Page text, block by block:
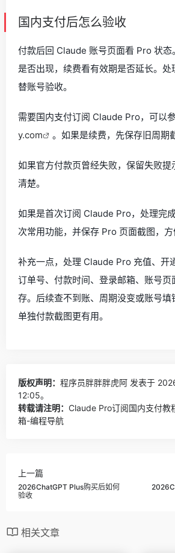
国内支付后怎么验收
付款后回 Claude 账号页面看 Pro 状态
是否出现，续费看有效期是否延长。处
替账号验收。
需要国内支付订阅 Claude Pro，可以
y.com
。如果是续费，先保存旧周期
如果官方付款页曾经失败，保留失败提
清楚。
如果是首次订阅 Claude Pro，处理完
次常用功能，并保存 Pro 页面截图，方
补充一点，处理 Claude Pro 充值、开
订单号、付款时间、登录邮箱、账号页
存。后续查不到账、周期没变或账号填
单独付款截图更有用。
版权声明： 程序员胖胖胖虎阿 发表于
12:05。
转载请注明： Claude Pro订阅国内支付
箱-编程导航
上一篇
2026ChatGPT Plus购买后如何
验收
相关文章